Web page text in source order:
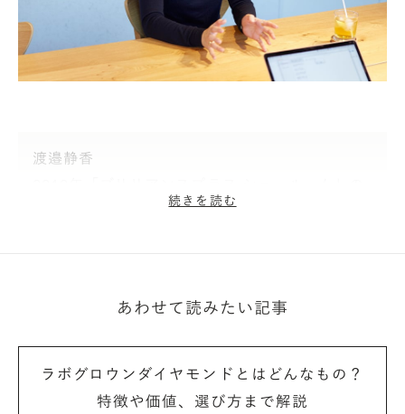
渡邉静香
カスタマーサポートスタッフとして中途入社。カ
— 一方で、五十嵐さんはブリリアンスプラスからこ
の提案を受けた時どう思われましたか？
続きを読む
あわせて読みたい記事
ラボグロウンダイヤモンドとはどんなもの？
特徴や価値、選び方まで解説